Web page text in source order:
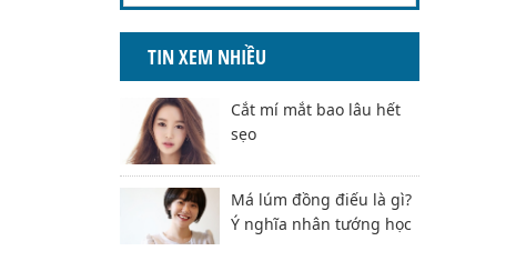
TIN XEM NHIỀU
Cắt mí mắt bao lâu hết
sẹo
Má lúm đồng điếu là gì?
Ý nghĩa nhân tướng học